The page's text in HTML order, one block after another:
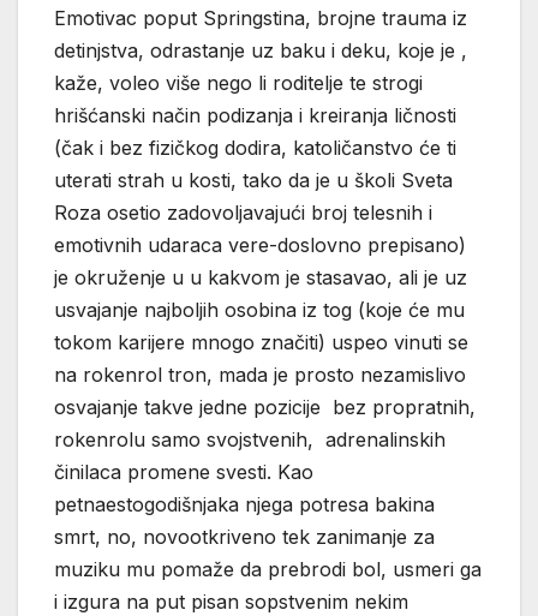
Emotivac poput Springstina, brojne trauma iz
detinjstva, odrastanje uz baku i deku, koje je ,
kaže, voleo više nego li roditelje te strogi
hrišćanski način podizanja i kreiranja ličnosti
(čak i bez fizičkog dodira, katoličanstvo će ti
uterati strah u kosti, tako da je u školi Sveta
Roza osetio zadovoljavajući broj telesnih i
emotivnih udaraca vere-doslovno prepisano)
je okruženje u u kakvom je stasavao, ali je uz
usvajanje najboljih osobina iz tog (koje će mu
tokom karijere mnogo značiti) uspeo vinuti se
na rokenrol tron, mada je prosto nezamislivo
osvajanje takve jedne pozicije bez propratnih,
rokenrolu samo svojstvenih, adrenalinskih
činilaca promene svesti. Kao
petnaestogodišnjaka njega potresa bakina
smrt, no, novootkriveno tek zanimanje za
muziku mu pomaže da prebrodi bol, usmeri ga
i izgura na put pisan sopstvenim nekim